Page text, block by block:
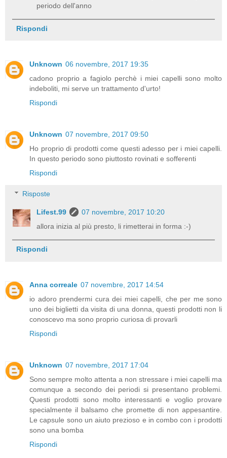
periodo dell'anno
Rispondi
Unknown 06 novembre, 2017 19:35
cadono proprio a fagiolo perchè i miei capelli sono molto
indeboliti, mi serve un trattamento d'urto!
Rispondi
Unknown 07 novembre, 2017 09:50
Ho proprio di prodotti come questi adesso per i miei capelli.
In questo periodo sono piuttosto rovinati e sofferenti
Rispondi
Risposte
Lifest.99
07 novembre, 2017 10:20
allora inizia al più presto, li rimetterai in forma :-)
Rispondi
Anna correale 07 novembre, 2017 14:54
io adoro prendermi cura dei miei capelli, che per me sono
uno dei biglietti da visita di una donna, questi prodotti non li
conoscevo ma sono proprio curiosa di provarli
Rispondi
Unknown 07 novembre, 2017 17:04
Sono sempre molto attenta a non stressare i miei capelli ma
comunque a secondo dei periodi si presentano problemi.
Questi prodotti sono molto interessanti e voglio provare
specialmente il balsamo che promette di non appesantire.
Le capsule sono un aiuto prezioso e in combo con i prodotti
sono una bomba
Rispondi